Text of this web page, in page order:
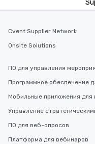
Cvent Supplier Network
Onsite Solutions
ПО для управления
Программное обеспечение
Мобильные приложения для
Управление
ПО для веб-опросов
Платформа для вебинаров